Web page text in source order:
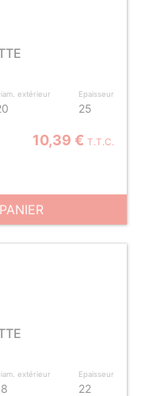
extérieur Epaisseur
25
10,39 € T.T.C.
extérieur Epaisseur
22